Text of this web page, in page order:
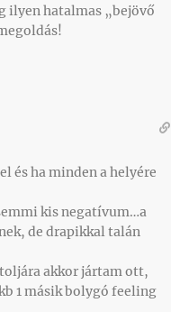
ilyen hatalmas „bejövő
és ha minden a helyére
kis negatívum…a
de drapikkal talán
akkor jártam ott,
1 másik bolygó feeling